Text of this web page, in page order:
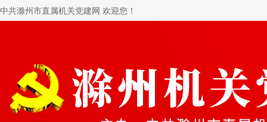
中共滁州市直属机关党建网 欢迎您！